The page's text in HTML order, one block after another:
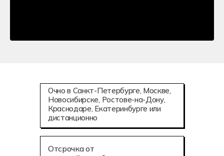
Отсрочка от
Очно в Санкт-Петербурге, Москве,
Новосибирске, Ростове-на-Дону,
Краснодаре, Екатеринбурге или
дистанционно